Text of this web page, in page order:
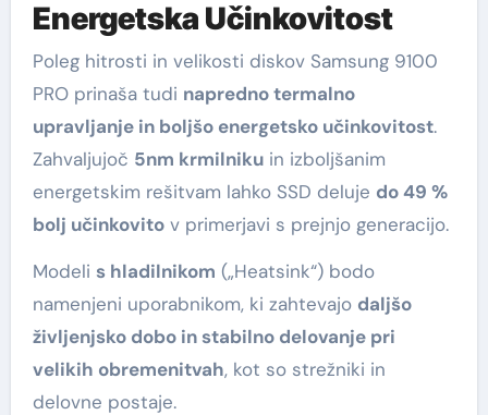
Energetska Učinkovitost
Poleg hitrosti in velikosti diskov Samsung 9100
PRO prinaša tudi napredno termalno
upravljanje in boljšo energetsko učinkovitost.
Zahvaljujoč 5nm krmilnikuin izboljšanim
energetskim rešitvam lahko SSD deluje do 49 %
bolj učinkovitov primerjavi s prejnjo generacijo.
Modeli s hladilnikom („Heatsink“) bodo
namenjeni uporabnikom, ki zahtevajo daljšo
življenjsko dobo in stabilno delovanje pri
velikih obremenitvah, kot so strežniki in
delovne postaje.